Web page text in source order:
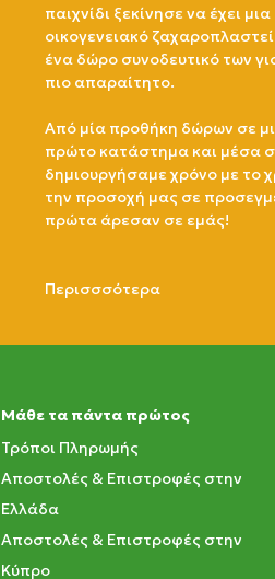
παιχνίδι ξεκίνησε να έχει
οικογενειακό
ένα δώρο συνοδευτικό των
πιο απαραίτητο.
Από μία προθήκη δώρων σε
πρώτο κατάστημα και μέσα
δημιουργήσαμε χρόνο με το
την προσοχή μας σε
πρώτα άρεσαν σε εμάς!
Περισσσότερα
Μάθε τα πάντα πρώτος
Τρόποι Πληρωμής
Αποστολές & Επιστροφές στην
Ελλάδα
Αποστολές & Επιστροφές στην
Κύπρο